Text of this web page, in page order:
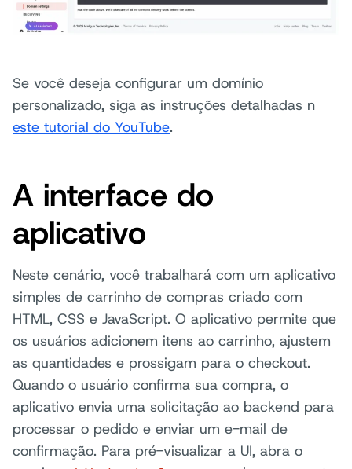
Se você deseja configurar um domínio
personalizado, siga as instruções detalhadas n
este tutorial do YouTube.
A interface do
aplicativo
Neste cenário, você trabalhará com um aplicativo
simples de carrinho de compras criado com
HTML, CSS e JavaScript. O aplicativo permite que
os usuários adicionem itens ao carrinho, ajustem
as quantidades e prossigam para o checkout.
Quando o usuário confirma sua compra, o
aplicativo envia uma solicitação ao backend para
processar o pedido e enviar um e-mail de
confirmação. Para pré-visualizar a UI, abra o